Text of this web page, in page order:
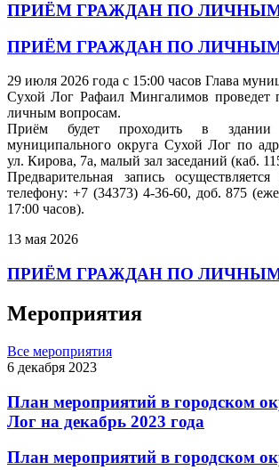
ПРИЁМ ГРАЖДАН ПО
ПРИЁМ ГРАЖДАН ПО
29 июля 2026 года с 15:00 часов Глава
Сухой Лог Рафаил Мингалимов проведет
личным вопросам.
Приём будет проходить в здании
муниципального округа Сухой Лог по
ул. Кирова, 7а, малый зал заседаний (каб.
Предварительная запись
телефону: +7 (34373) 4-36-60, доб. 875
17:00 часов).
13 мая 2026
ПРИЁМ ГРАЖДАН ПО
Мероприятия
Все мероприятия
6 декабря 2023
План мероприятий в городском
Лог на декабрь 2023 года
План мероприятий в городском